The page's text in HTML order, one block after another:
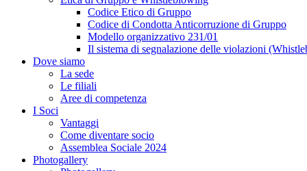
Codice Etico di Gruppo
Codice di Condotta Anticorruzione di Gruppo
Modello organizzativo 231/01
Il sistema di segnalazione delle violazioni
Dove siamo
La sede
Le filiali
Aree di competenza
I Soci
Vantaggi
Come diventare socio
Assemblea Sociale 2024
Photogallery